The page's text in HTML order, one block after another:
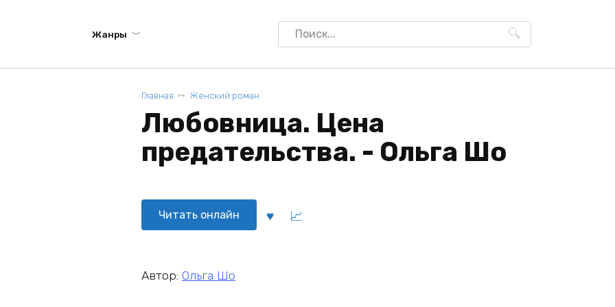
Жанры
Search
for:
Главная Женский роман
Любовница. Цена
предательства. - Ольга Шо
Читать онлайн
Автор: Ольга Шо